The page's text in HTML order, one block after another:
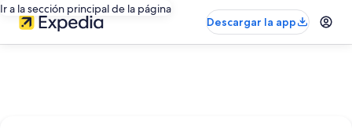
Ir a la sección principal de la página
Descargar la app